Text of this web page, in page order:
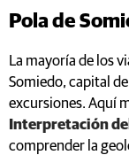
Pola de
La mayoría de los
Somiedo, capital
excursiones. Aquí
Interpretación
comprender la